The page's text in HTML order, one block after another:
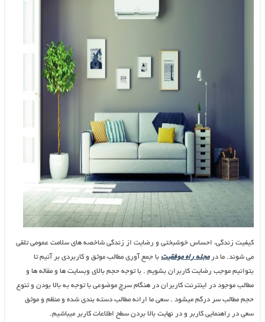
کیفیت زندگی، احساس خوشبختی و رضایت از زندگی شاخص­ه های سلامت عمومی تلقی
می­ شوند. ما درمجله راه موفقیت با جمع آوری مطالب موثق و کاربردی بر آنیم تا
بتوانیم موجب رضایت کاربران بشویم . با توجه حجم بالای وبسایت ها و مقاله ها و
مطالب موجود در اینترنت کاربران در هنگام سرچ موضوعی با توجه به بالا بودن و تنوع
حجم مطالب سر درگم میشود . سعی ما ارائه مطالب دسته بندی شده و منظم و موثق
سعی در راهنمایی کاربر و در نهایت بالا بردن سطح اطلاعات کاربر میباشیم.